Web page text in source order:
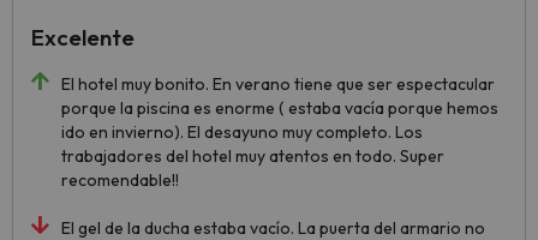
El hotel muy bonito. En verano tiene que ser espectacular
porque la piscina es enorme ( estaba vacía porque hemos
ido en invierno). El desayuno muy completo. Los
trabajadores del hotel muy atentos en todo. Super
recomendable!!
El gel de la ducha estaba vacío. La puerta del armario no
Excelente